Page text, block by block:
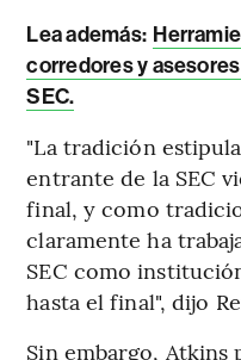
Lea además:
corredores y
SEC.
"La tradición
entrante de la SEC
final, y como
claramente ha
SEC como
hasta el final", dijo
Sin embargo,